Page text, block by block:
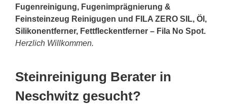
Fugenreinigung, Fugenimprägnierung &
Feinsteinzeug Reinigugen und FILA ZERO SIL, Öl,
Silikonentferner, Fettfleckentferner – Fila No Spot.
Herzlich Willkommen.
Steinreinigung Berater in
Neschwitz gesucht?